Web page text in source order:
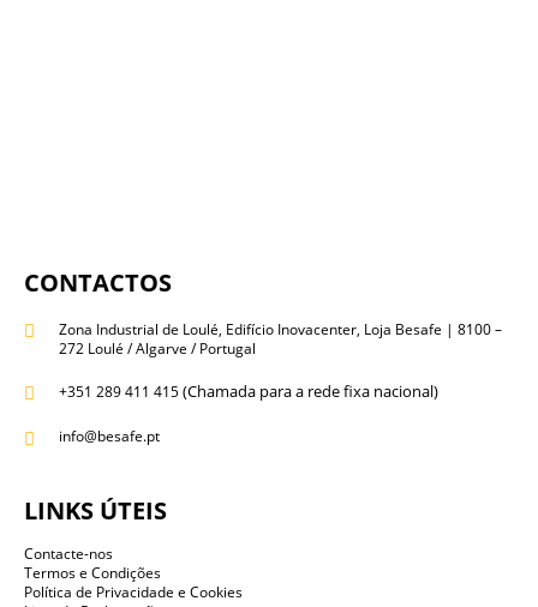
CONTACTOS
Zona Industrial de Loulé, Edifício Inovacenter, Loja Besafe | 8100 –
272 Loulé / Algarve / Portugal
+351 289 411 415(Chamada para a rede fixa nacional)
info@besafe.pt
LINKS ÚTEIS
Contacte-nos
Termos e Condições
Política de Privacidade e Cookies